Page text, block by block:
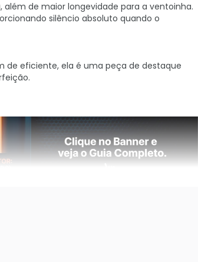
de maior longevidade para a ventoinha.
silêncio absoluto quando o
de eficiente, ela é uma peça de destaque